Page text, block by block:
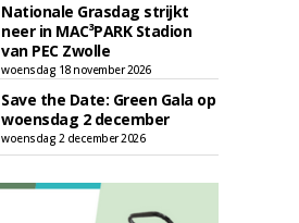
Nationale Grasdag strijkt
neer in MAC³PARK Stadion
van PEC Zwolle
woensdag 18 november 2026
Save the Date: Green Gala op
woensdag 2 december
woensdag 2 december 2026